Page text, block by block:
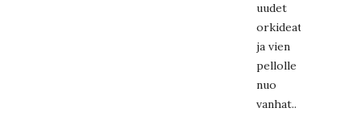
uudet
orkideat
ja vien
pellolle
nuo
vanhat..